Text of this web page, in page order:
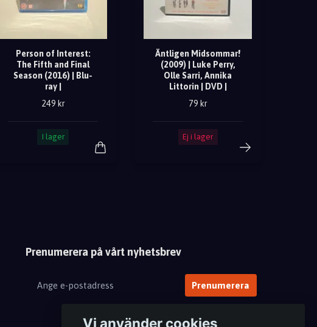
Person of Interest:
The Fifth and Final
Season (2016) | Blu-
ray |
249 kr
I lager
Äntligen Midsommar!
(2009) | Luke Perry,
Olle Sarri, Annika
Littorin | DVD |
79 kr
Ej i lager
Prenumerera på vårt nyhetsbrev
Prenumerera
Vi använder cookies